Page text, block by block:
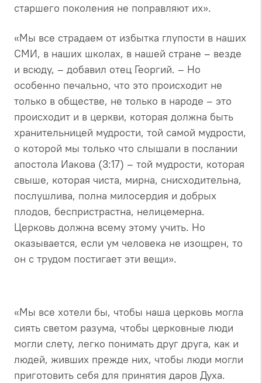
старшего поколения не поправляют их».
«Мы все страдаем от избытка глупости в наших
СМИ, в наших школах, в нашей стране – везде
и всюду, – добавил отец Георгий. – Но
особенно печально, что это происходит не
только в обществе, не только в народе – это
происходит и в церкви, которая должна быть
хранительницей мудрости, той самой мудрости,
о которой мы только что слышали в послании
апостола Иакова (3:17) – той мудрости, которая
свыше, которая чиста, мирна, снисходительна,
послушлива, полна милосердия и добрых
плодов, беспристрастна, нелицемерна.
Церковь должна всему этому учить. Но
оказывается, если ум человека не изощрен, то
он с трудом постигает эти вещи».
«Мы все хотели бы, чтобы наша церковь могла
сиять светом разума, чтобы церковные люди
могли слету, легко понимать друг друга, как и
людей, живших прежде них, чтобы люди могли
приготовить себя для принятия даров Духа.